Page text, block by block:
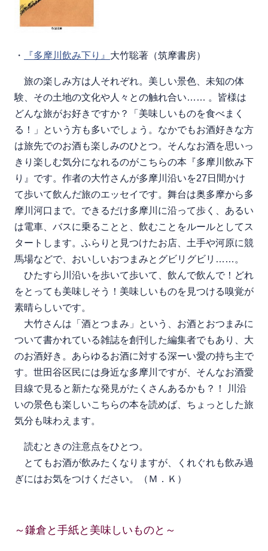
・ 『多摩川飲み下り』 大竹聡著（筑摩書房）
旅の楽しみ方は人それぞれ。美しい景色、未知の体
験、その土地の文化や人々との触れ合い…… 。皆様は
どんな旅がお好きですか？「美味しいものを食べまく
る！」という方も多いでしょう。なかでもお酒好きな方
は旅先でのお酒も楽しみのひとつ。そんなお酒を思いっ
きり楽しむ気分になれるのがこちらの本『多摩川飲み下
り』です。作者の大竹さんが多摩川沿いを27日間かけ
て歩いて飲んだ旅のエッセイです。舞台は奥多摩から多
摩川河口まで。できるだけ多摩川に沿って歩く、あるい
は電車、バスに乗ることと、飲むことをルールとしてス
タートします。ふらりと見つけたお店、土手や河原に競
馬場などで、おいしいおつまみとグビリグビリ……。
ひたすら川沿いを歩いて歩いて、飲んで飲んで！どれ
をとっても美味しそう！美味しいものを見つける嗅覚が
素晴らしいです。
大竹さんは「酒とつまみ」という、お酒とおつまみに
ついて書かれている雑誌を創刊した編集者でもあり、大
のお酒好き。あらゆるお酒に対する深ーい愛の持ち主で
す。世田谷区民には身近な多摩川ですが、そんなお酒愛
目線で見ると新たな発見がたくさんあるかも？！ 川沿
いの景色も楽しいこちらの本を読めば、ちょっとした旅
気分も味わえます。
読むときの注意点をひとつ。
とてもお酒が飲みたくなりますが、くれぐれも飲み過
ぎにはお気をつけください。（Ｍ．Ｋ）
～鎌倉と手紙と美味しいものと～